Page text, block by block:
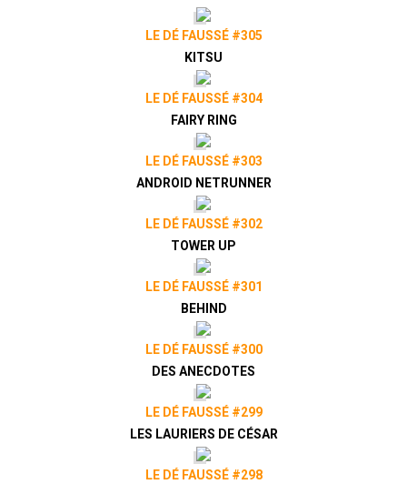
LE DÉ FAUSSÉ #305
KITSU
LE DÉ FAUSSÉ #304
FAIRY RING
LE DÉ FAUSSÉ #303
ANDROID NETRUNNER
LE DÉ FAUSSÉ #302
TOWER UP
LE DÉ FAUSSÉ #301
BEHIND
LE DÉ FAUSSÉ #300
DES ANECDOTES
LE DÉ FAUSSÉ #299
LES LAURIERS DE CÉSAR
LE DÉ FAUSSÉ #298